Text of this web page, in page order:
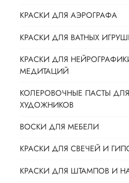
КРАСКИ ДЛЯ АЭРОГРАФА
КРАСКИ ДЛЯ ВАТНЫХ
КРАСКИ ДЛЯ
МЕДИТАЦИЙ
КОЛЕРОВОЧНЫЕ ПАСТЫ ДЛЯ
ХУДОЖНИКОВ
ВОСКИ ДЛЯ МЕБЕЛИ
КРАСКИ ДЛЯ СВЕЧЕЙ И
КРАСКИ ДЛЯ ШТАМПОВ И